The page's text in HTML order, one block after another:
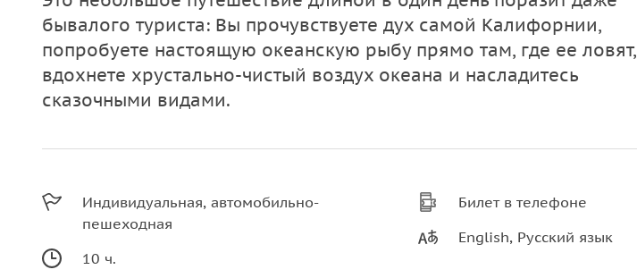
бывалого туриста: Вы прочувствуете дух самой Калифорнии,
попробуете настоящую океанскую рыбу прямо там, где ее ловят,
вдохнете хрустально-чистый воздух океана и насладитесь
сказочными видами.
Индивидуальная, автомобильно-
пешеходная
10 ч.
Билет в телефоне
English, Русский язык